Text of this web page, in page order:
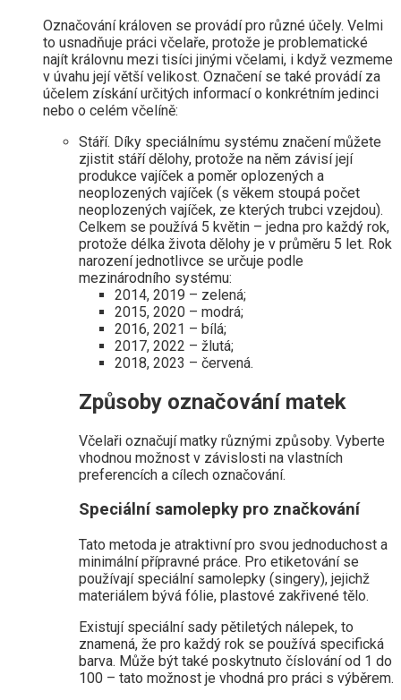
Označování královen se provádí pro různé účely. Velmi
to usnadňuje práci včelaře, protože je problematické
najít královnu mezi tisíci jinými včelami, i když vezmeme
v úvahu její větší velikost. Označení se také provádí za
účelem získání určitých informací o konkrétním jedinci
nebo o celém včelíně:
Stáří. Díky speciálnímu systému značení můžete
zjistit stáří dělohy, protože na něm závisí její
produkce vajíček a poměr oplozených a
neoplozených vajíček (s věkem stoupá počet
neoplozených vajíček, ze kterých trubci vzejdou).
Celkem se používá 5 květin – jedna pro každý rok,
protože délka života dělohy je v průměru 5 let. Rok
narození jednotlivce se určuje podle
mezinárodního systému:
2014, 2019 – zelená;
2015, 2020 – modrá;
2016, 2021 – bílá;
2017, 2022 – žlutá;
2018, 2023 – červená.
Způsoby označování matek
Včelaři označují matky různými způsoby. Vyberte
vhodnou možnost v závislosti na vlastních
preferencích a cílech označování.
Speciální samolepky pro značkování
Tato metoda je atraktivní pro svou jednoduchost a
minimální přípravné práce. Pro etiketování se
používají speciální samolepky (singery), jejichž
materiálem bývá fólie, plastové zakřivené tělo.
Existují speciální sady pětiletých nálepek, to
znamená, že pro každý rok se používá specifická
barva. Může být také poskytnuto číslování od 1 do
100 – tato možnost je vhodná pro práci s výběrem.